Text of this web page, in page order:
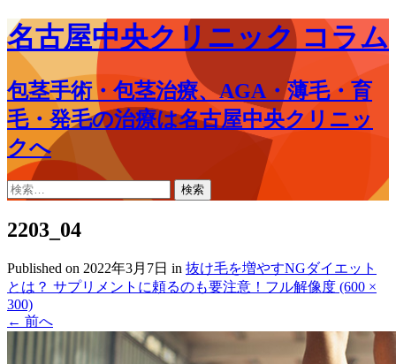
名古屋中央クリニック コラム
包茎手術・包茎治療、AGA・薄毛・育
毛・発毛の治療は名古屋中央クリニッ
クへ
コ
ン
テ
ツ
へ
ス
ッ
検
索:
2203_04
Published on 2022年3月7日 in 抜け毛を増やすNGダイエット
とは？ サプリメントに頼るのも要注意！ フル解像度 (600 ×
300)
← 前へ